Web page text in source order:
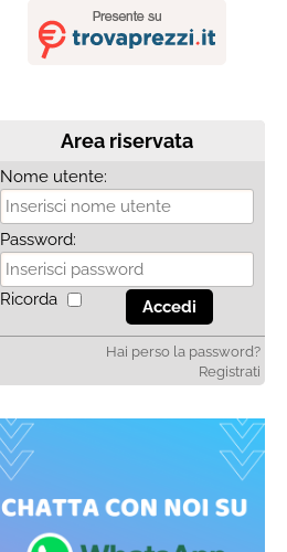
Area riservata
Nome utente:
Password:
Ricorda
Hai perso la password?
Registrati